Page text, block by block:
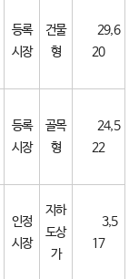
등록
시장
건물
형
29,6
20
등록
시장
골목
형
24,5
22
인정
시장
지하
도상
가
3,5
17